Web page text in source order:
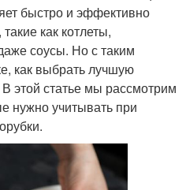
быстро и эффективно
как котлеты,
соусы. Но с таким
как выбрать лучшую
этой статье мы рассмотрим
нужно учитывать при